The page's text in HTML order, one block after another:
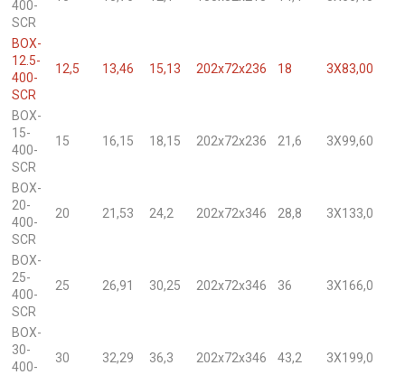
400-
SCR
BOX-
12.5-
400-
SCR
12,5 13,46 15,13 202x72x236 18 3X83,00
BOX-
15-
400-
SCR
15 16,15 18,15 202x72x236 21,6 3X99,60
BOX-
20-
400-
SCR
20 21,53 24,2 202x72x346 28,8 3X133,0
BOX-
25-
400-
SCR
25 26,91 30,25 202x72x346 36 3X166,0
BOX-
30-
400-
30 32,29 36,3 202x72x346 43,2 3X199,0